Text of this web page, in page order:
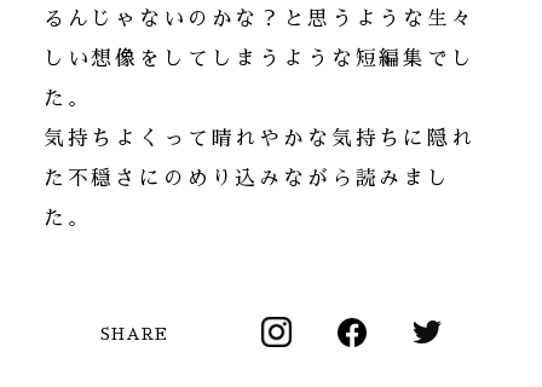
るんじゃないのかな？と思うような生々
しい想像をしてしまうような短編集でし
た。
気持ちよくって晴れやかな気持ちに隠れ
た不穏さにのめり込みながら読みまし
た。
SHARE